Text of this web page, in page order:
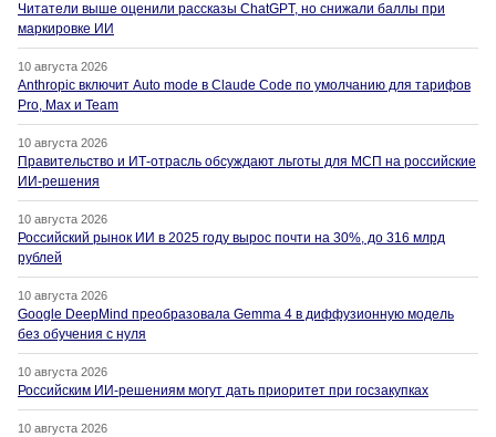
Читатели выше оценили рассказы ChatGPT, но снижали баллы при
маркировке ИИ
10 августа 2026
Anthropic включит Auto mode в Claude Code по умолчанию для тарифов
Pro, Max и Team
10 августа 2026
Правительство и ИТ-отрасль обсуждают льготы для МСП на российские
ИИ-решения
10 августа 2026
Российский рынок ИИ в 2025 году вырос почти на 30%, до 316 млрд
рублей
10 августа 2026
Google DeepMind преобразовала Gemma 4 в диффузионную модель
без обучения с нуля
10 августа 2026
Российским ИИ-решениям могут дать приоритет при госзакупках
10 августа 2026